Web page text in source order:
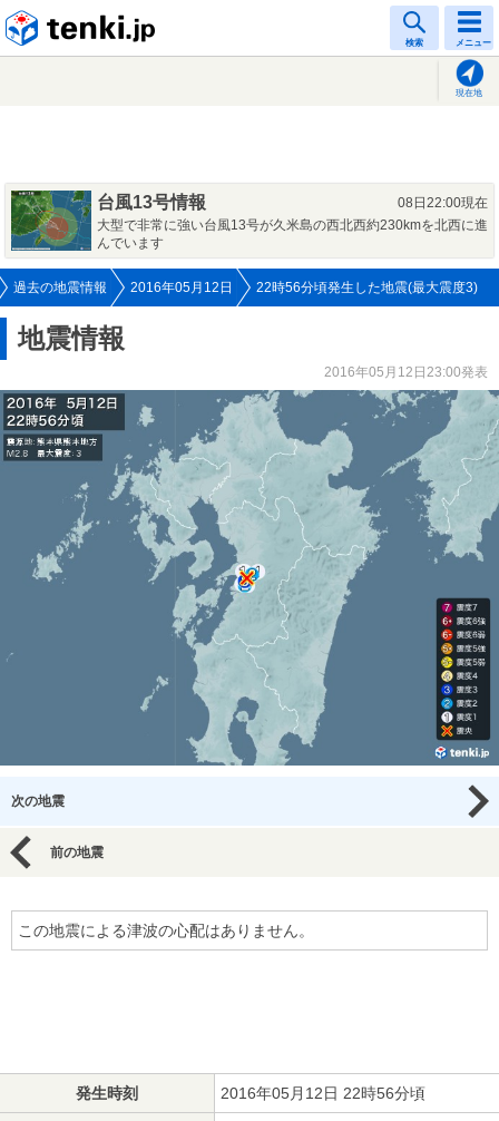
検索 メニュー
現在地
台風13号情報
08日22:00現在
大型で非常に強い台風13号が久米島の西北西約230kmを北西に進
んでいます
過去の地震情報 2016年05月12日 22時56分頃発生した地震(最大震度3)
地震情報
2016年05月12日23:00発表
次の地震
前の地震
この地震による津波の心配はありません。
発生時刻 2016年05月12日 22時56分頃